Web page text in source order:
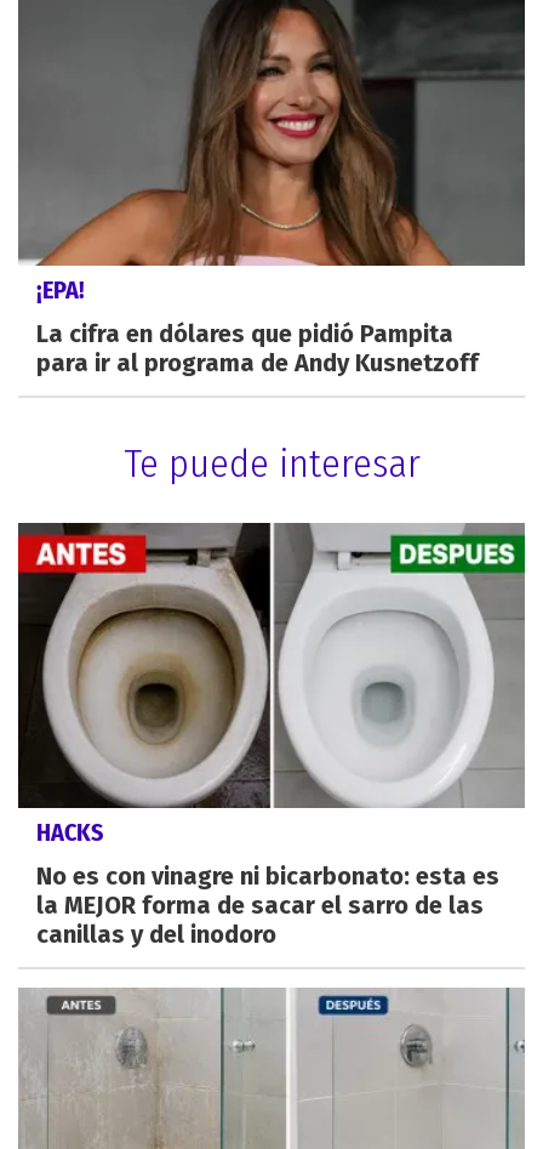
¡EPA!
La cifra en dólares que pidió Pampita
para ir al programa de Andy Kusnetzoff
Te puede interesar
HACKS
No es con vinagre ni bicarbonato: esta es
la MEJOR forma de sacar el sarro de las
canillas y del inodoro